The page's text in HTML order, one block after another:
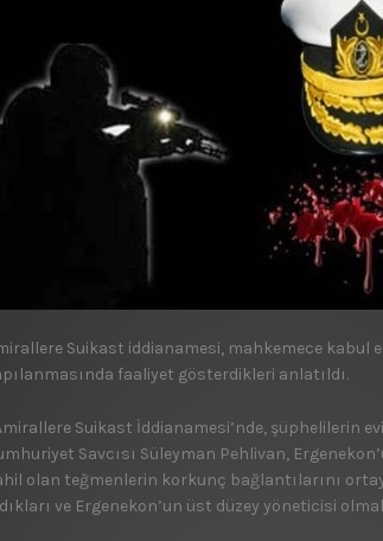
Suikast iddianamesi, mahkemece kabul
faaliyet gösterdikleri anlatıldı.
Suikast İddianamesi’nde, şüphelilerin
Savcısı Süleyman Pehlivan,
olan teğmenlerin korkunç bağlantılarını
ve Ergenekon’un üst düzey yöneticisi